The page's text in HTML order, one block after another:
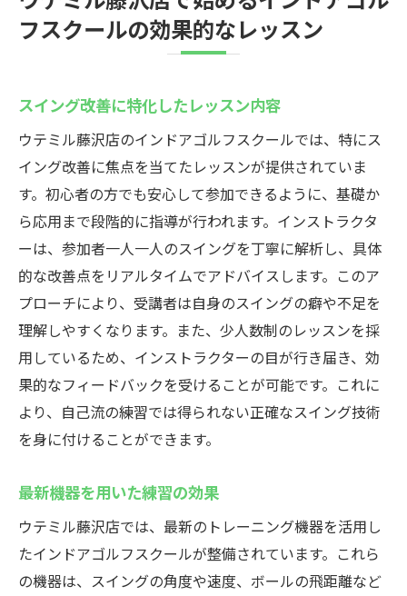
フスクールの効果的なレッスン
スイング改善に特化したレッスン内容
ウテミル藤沢店のインドアゴルフスクールでは、特にス
イング改善に焦点を当てたレッスンが提供されていま
す。初心者の方でも安心して参加できるように、基礎か
ら応用まで段階的に指導が行われます。インストラクタ
ーは、参加者一人一人のスイングを丁寧に解析し、具体
的な改善点をリアルタイムでアドバイスします。このア
プローチにより、受講者は自身のスイングの癖や不足を
理解しやすくなります。また、少人数制のレッスンを採
用しているため、インストラクターの目が行き届き、効
果的なフィードバックを受けることが可能です。これに
より、自己流の練習では得られない正確なスイング技術
を身に付けることができます。
最新機器を用いた練習の効果
ウテミル藤沢店では、最新のトレーニング機器を活用し
たインドアゴルフスクールが整備されています。これら
の機器は、スイングの角度や速度、ボールの飛距離など